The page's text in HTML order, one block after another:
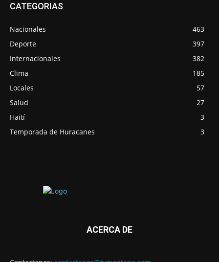
CATEGORIAS
Nacionales
463
Deporte
397
Internacionales
382
Clima
185
Locales
57
Salud
27
Haití
3
Temporada de Huracanes
3
ACERCA DE